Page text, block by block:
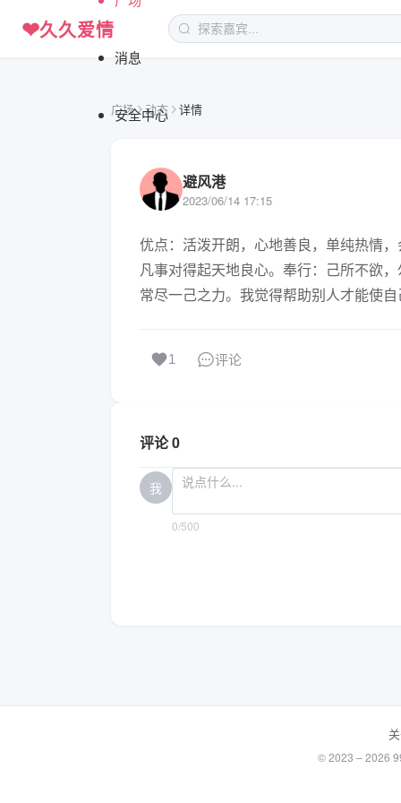
❤久久爱情
消息
安全中心
广场 动态 详情
避风港
2023/06/14 17:15
优点：活泼开朗，心地善良，单纯热情
凡事对得起天地良心。奉行：己所不欲
常尽一己之力。我觉得帮助别人才能使
1 评论
评论 0
我
0/500
© 2023 – 2026